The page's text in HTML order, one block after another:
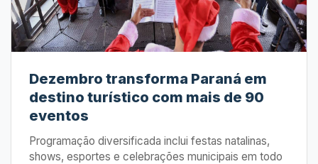
Dezembro transforma Paraná em
destino turístico com mais de 90
eventos
Programação diversificada inclui festas natalinas,
shows, esportes e celebrações municipais em todo